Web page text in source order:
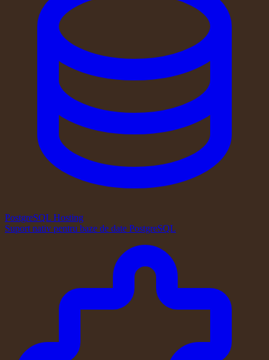
PostgreSQL Hosting
Suport nativ pentru baze de date PostgreSQL